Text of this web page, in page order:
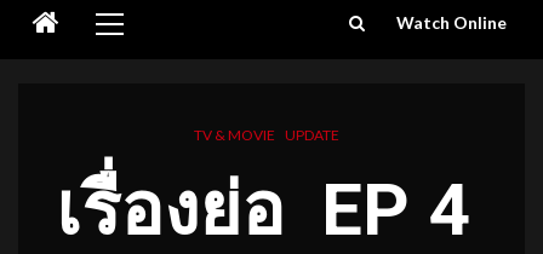
Menu
Watch Online
TV & MOVIE UPDATE
เรื่องย่อ EP 4